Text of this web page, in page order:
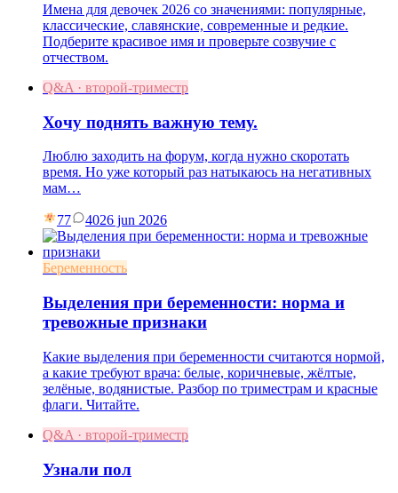
Имена для девочек 2026 со значениями: популярные,
классические, славянские, современные и редкие.
Подберите красивое имя и проверьте созвучие с
отчеством.
Q&A · второй-триместр
Хочу поднять важную тему.
Люблю заходить на форум, когда нужно скоротать
время. Но уже который раз натыкаюсь на негативных
мам…
77 4026 jun 2026
Беременность
Выделения при беременности: норма и
тревожные признаки
Какие выделения при беременности считаются нормой,
а какие требуют врача: белые, коричневые, жёлтые,
зелёные, водянистые. Разбор по триместрам и красные
флаги. Читайте.
Q&A · второй-триместр
Узнали пол